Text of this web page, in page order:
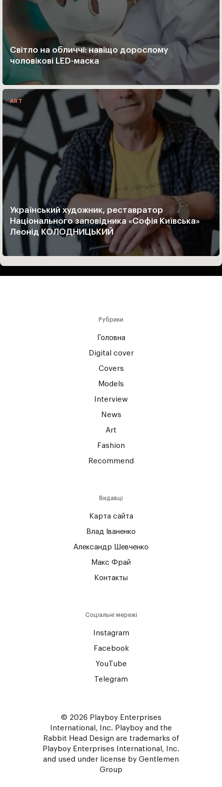
Світло на обличчі: навіщо дорослому
чоловікові LED-маска
ART
Український художник, реставратор
Національного заповідника «Софія Київська»
Леонід КОЛОДНИЦЬКИЙ
Рубрики
Головна
Digital cover
Covers
Models
Interview
News
Art
Fashion
Recommend
Видавці
Карта сайта
Влад Іваненко
Александр Шевченко
Макс Фрай
Контакты
Соціальні мережі
Instagram
Facebook
YouTube
Telegram
© 2026 Playboy Enterprises
International, Inc. Playboy and the
Rabbit Head Design are trademarks of
Playboy Enterprises International, Inc.
and used under license by Gentlemen
Group